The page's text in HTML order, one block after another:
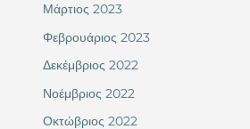
Μάρτιος 2023
Φεβρουάριος 2023
Δεκέμβριος 2022
Νοέμβριος 2022
Οκτώβριος 2022